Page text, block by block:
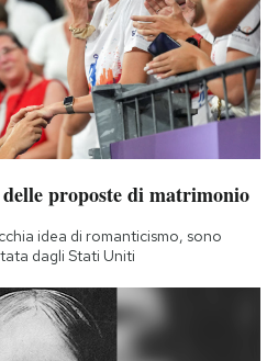
proposte di matrimonio
idea di romanticismo, sono
dagli Stati Uniti